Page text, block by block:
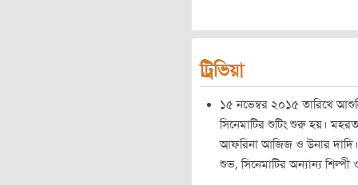
ট্রিভিয়া
১৫ নভেম্বর ২০১৫ তারিখে
সিনেমাটির শুটিং শুরু হয়।
আফরিনা আজিজ ও উনার
শুভ, সিনেমাটির অন্যান্য